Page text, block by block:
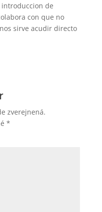
de
con que no
sirve acudir directo
zverejnená.
*